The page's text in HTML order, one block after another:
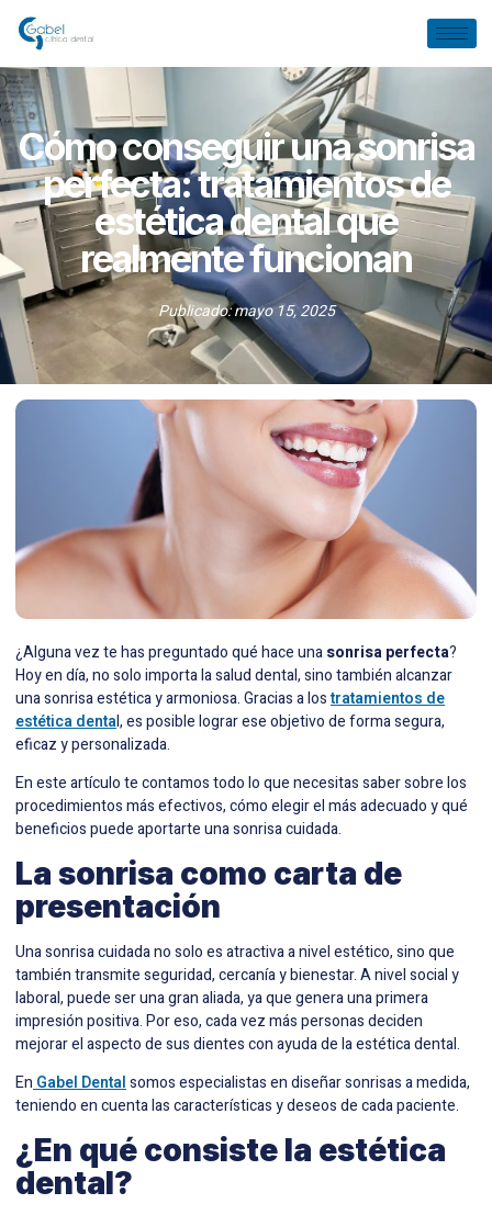
Cómo conseguir una sonrisa
perfecta: tratamientos de
estética dental que
realmente funcionan
Publicado:mayo 15, 2025
¿Alguna vez te has preguntado qué hace unasonrisa perfecta?
Hoy en día, no solo importa la salud dental, sino también alcanzar
una sonrisa estética y armoniosa. Gracias a lostratamientos de
estética dental, es posible lograr ese objetivo de forma segura,
eficaz y personalizada.
En este artículo te contamos todo lo que necesitas saber sobre los
procedimientos más efectivos, cómo elegir el más adecuado y qué
beneficios puede aportarte una sonrisa cuidada.
La sonrisa como carta de
presentación
Una sonrisa cuidada no solo es atractiva a nivel estético, sino que
también transmite seguridad, cercanía y bienestar. A nivel social y
laboral, puede ser una gran aliada, ya que genera una primera
impresión positiva. Por eso, cada vez más personas deciden
mejorar el aspecto de sus dientes con ayuda de la estética dental.
En Gabel Dentalsomos especialistas en diseñar sonrisas a medida,
teniendo en cuenta las características y deseos de cada paciente.
¿En qué consiste la estética
dental?